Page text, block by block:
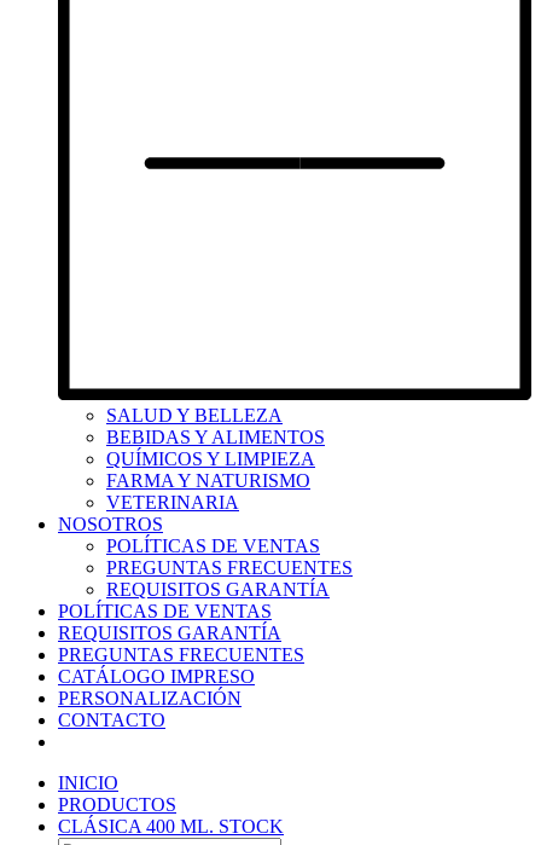
SALUD Y BELLEZA
BEBIDAS Y ALIMENTOS
QUÍMICOS Y LIMPIEZA
FARMA Y NATURISMO
VETERINARIA
NOSOTROS
POLÍTICAS DE VENTAS
PREGUNTAS FRECUENTES
REQUISITOS GARANTÍA
POLÍTICAS DE VENTAS
REQUISITOS GARANTÍA
PREGUNTAS FRECUENTES
CATÁLOGO IMPRESO
PERSONALIZACIÓN
CONTACTO
INICIO
PRODUCTOS
CLÁSICA 400 ML. STOCK